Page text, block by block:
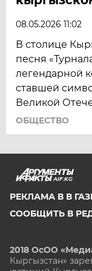
ЯРОСЛАВЛЬ
08.05.2026 11:02
В столице
песня
легендарной
ставшей
Великой
ОБЩЕСТВО
AIF.KG
РЕКЛАМА В В
СООБЩИТЬ В
2018 ОсОО
Кыргызстан»